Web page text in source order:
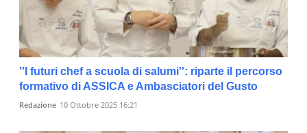
''I futuri chef a scuola di salumi'': riparte il percorso
formativo di ASSICA e Ambasciatori del Gusto
Redazione 10 Ottobre 2025 16:21